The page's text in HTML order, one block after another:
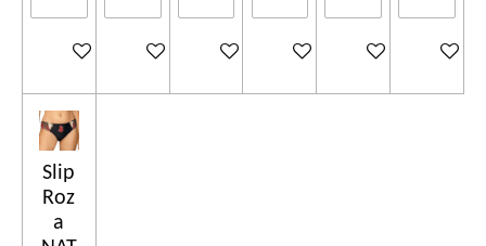
Ajouter au panierAjouter au panierAjouter au panierAjouter au panierAjouter au panier
Ajouter
Slip
Roz
a